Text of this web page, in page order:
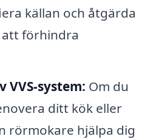
källan och åtgärda
förhindra
system: Om du
ditt kök eller
rörmokare hjälpa dig